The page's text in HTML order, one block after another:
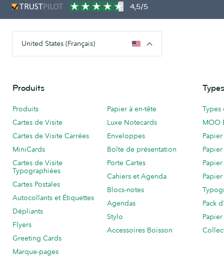
4,5/5
United States (Français)
Produits
Produits
Cartes de Visite
Cartes de Visite Carrées
MiniCards
Cartes de Visite
Typographiées
Cartes Postales
Autocollants et Étiquettes
Dépliants
Flyers
Greeting Cards
Marque-pages
Papier à en-tête
Luxe Notecards
Enveloppes
Boîte de présentation
Porte Cartes
Cahiers et Agenda
Blocs-notes
Agendas
Stylo
Accessoires Boisson
MOO
Pack